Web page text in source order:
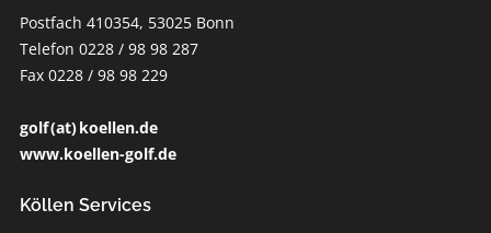
Postfach 410354, 53025 Bonn
Telefon 0228 / 98 98 287
Fax 0228 / 98 98 229
golf (at) koellen.de
www.koellen-golf.de
Köllen Services